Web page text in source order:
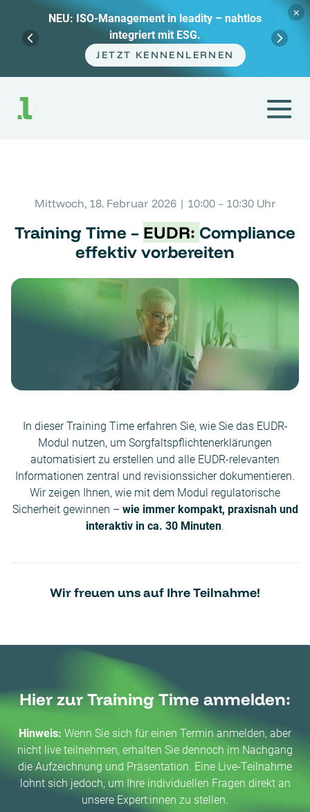
NEU: ISO-Management in leadity – nahtlos
integriert mit ESG.
JETZT KENNENLERNEN
×
Inhalt
springen
Mittwoch, 18. Februar 2026 | 10:00 – 10:30 Uhr
Training Time – EUDR: Compliance
effektiv vorbereiten
In dieser Training Time erfahren Sie, wie Sie das EUDR-
Modul nutzen, um Sorgfaltspflichtenerklärungen
automatisiert zu erstellen und alle EUDR-relevanten
Informationen zentral und revisionssicher dokumentieren.
Wir zeigen Ihnen, wie mit dem Modul regulatorische
Sicherheit gewinnen – wie immer kompakt, praxisnah und
interaktiv in ca. 30 Minuten.
Wir freuen uns auf Ihre Teilnahme!
Hier zur Training Time anmelden:
Hinweis: Wenn Sie sich für einen Termin anmelden, aber
nicht live teilnehmen, erhalten Sie dennoch im Nachgang
die Aufzeichnung und Präsentation. Eine Live-Teilnahme
lohnt sich jedoch, um Ihre individuellen Fragen direkt an
unsere Expert:innen zu stellen.